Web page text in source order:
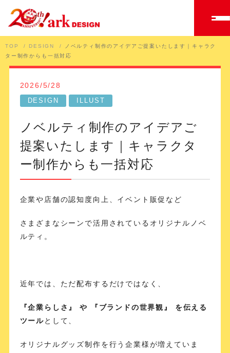
TOP DESIGN
ノベルティ制作のアイデアご提案いたします｜キャラク
ター制作からも一括対応
2026/5/28
DESIGN ILLUST
ノベルティ制作のアイデアご
提案いたします｜キャラクタ
ー制作からも一括対応
企業や店舗の認知度向上、イベント販促など
さまざまなシーンで活用されているオリジナルノベ
ルティ。
近年では、ただ配布するだけではなく、
『企業らしさ』 や 『ブランドの世界観』 を伝える
ツールとして、
オリジナルグッズ制作を行う企業様が増えていま